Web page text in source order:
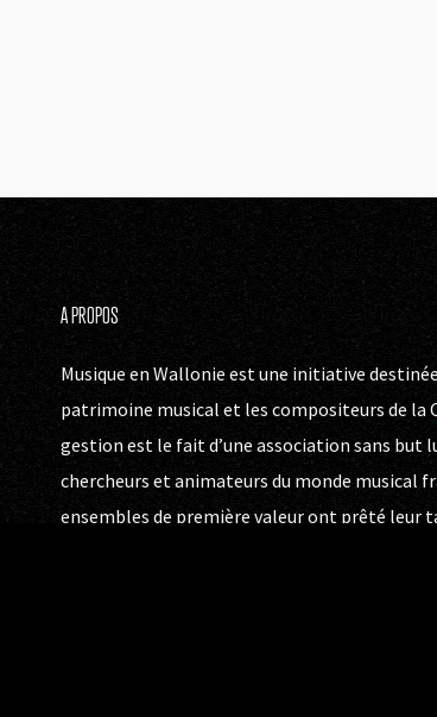
A PROPOS
Musique en Wallonie est une initiative
patrimoine musical et les compositeurs de la
gestion est le fait d’une association sans but
chercheurs et animateurs du monde musical
ensembles de première valeur ont prêté leur